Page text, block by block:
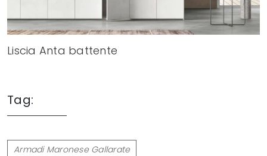
Liscia Anta battente
Tag:
Armadi Maronese Gallarate